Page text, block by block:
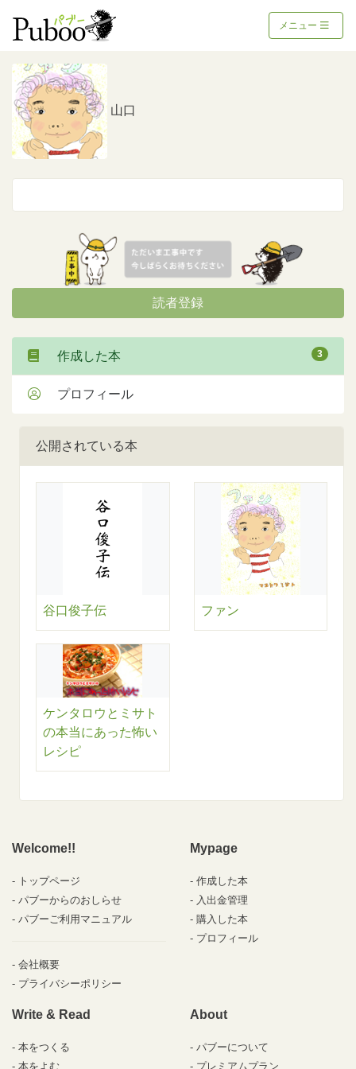
メニュー
公開されている本
谷口俊子伝 ファン
ケンタロウとミサト
の本当にあった怖い
レシピ
山口
読者登録
作成した本 3
プロフィール
Welcome!!
トップページ
パブーからのおしらせ
パブーご利用マニュアル
会社概要
プライバシーポリシー
Mypage
作成した本
入出金管理
購入した本
プロフィール
Write & Read
本をつくる
本をよむ
About
パブーについて
プレミアムプラン